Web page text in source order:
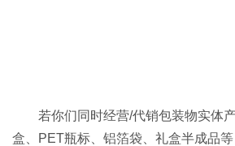
若你们同时经营/代销包装物实体
盒、PET瓶标、铝箔袋、礼盒半成品